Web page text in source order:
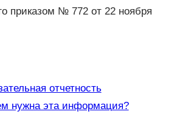
приказом № 772 от 22 ноября
отчетность
нужна эта информация?